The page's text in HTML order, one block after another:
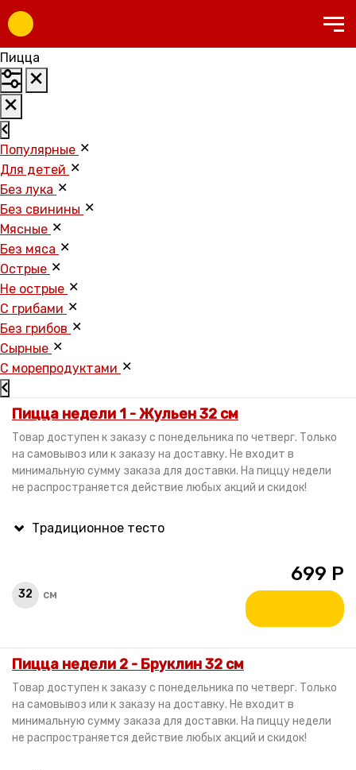
Пицца
Популярные
Для детей
Без лука
Без свинины
Мясные
Без мяса
Острые
Не острые
С грибами
Без грибов
Cырные
C морепродуктами
Пицца недели 1 - Жульен 32 см
Товар доступен к заказу с понедельника по четверг. Только
на самовывоз или к заказу на доставку. Не входит в
минимальную сумму заказа для доставки. На пиццу недели
не распространяется действие любых акций и скидок!
32 см
699 Р
Пицца недели 2 - Бруклин 32 см
Товар доступен к заказу с понедельника по четверг. Только
на самовывоз или к заказу на доставку. Не входит в
минимальную сумму заказа для доставки. На пиццу недели
не распространяется действие любых акций и скидок!